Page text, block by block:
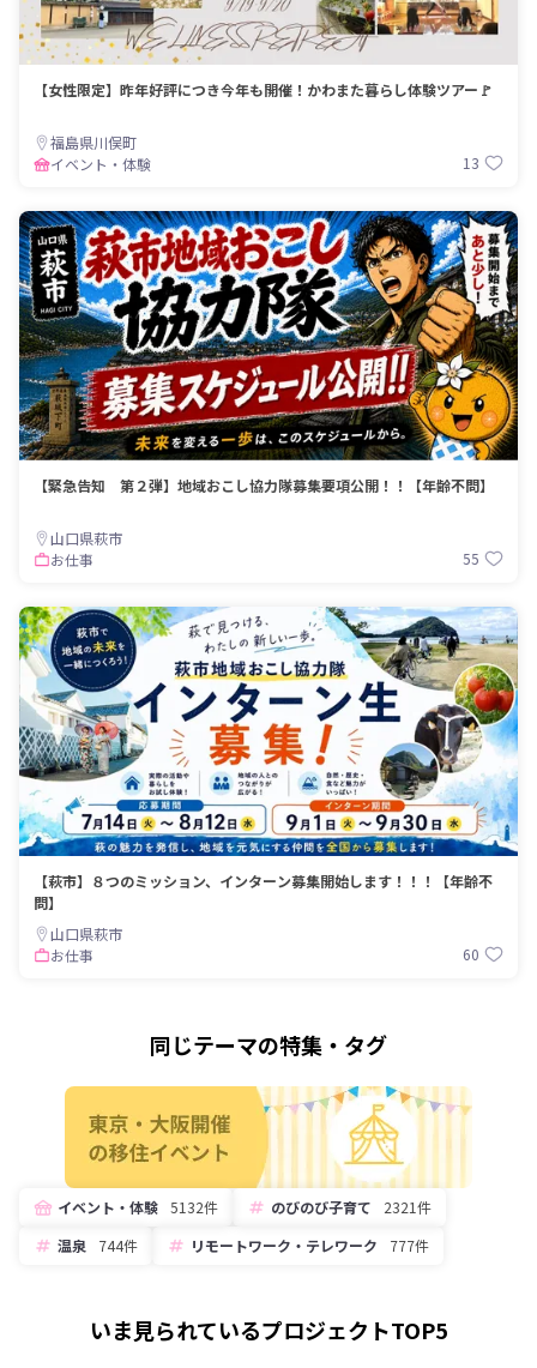
【女性限定】昨年好評につき今年も開催！かわまた暮らし体験ツアー🚩
福島県川俣町
イベント・体験
13
【緊急告知 第２弾】地域おこし協力隊募集要項公開！！【年齢不問】
山口県萩市
お仕事
55
【萩市】８つのミッション、インターン募集開始します！！！【年齢不
問】
山口県萩市
お仕事
60
同じテーマの特集・タグ
イベント・体験 5132件 のびのび子育て
2321件
温泉
744件 リモートワーク・テレワーク 777件
いま見られているプロジェクトTOP5